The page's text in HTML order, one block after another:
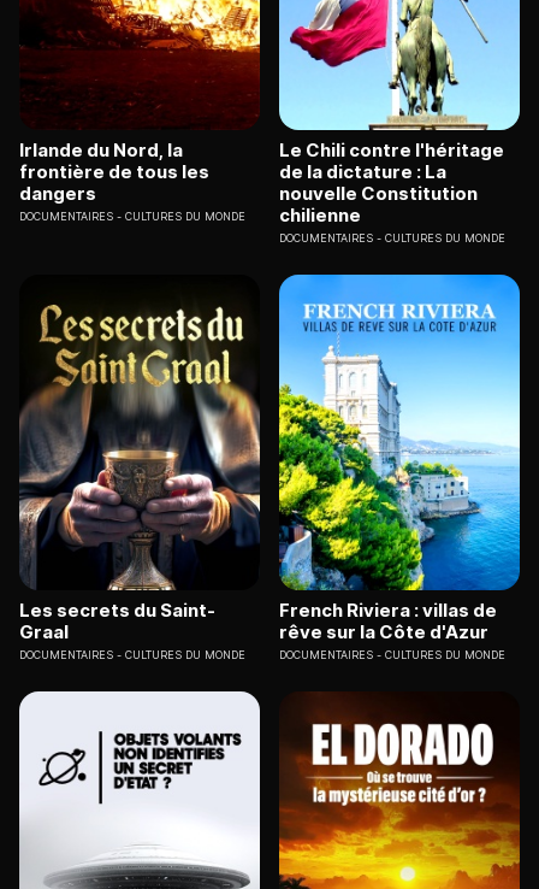
Irlande du Nord, la
frontière de tous les
dangers
DOCUMENTAIRES CULTURES DU MONDE
Le Chili contre l'héritage
de la dictature : La
nouvelle Constitution
chilienne
DOCUMENTAIRES CULTURES DU MONDE
Les secrets du Saint-
Graal
DOCUMENTAIRES CULTURES DU MONDE
French Riviera : villas de
rêve sur la Côte d'Azur
DOCUMENTAIRES CULTURES DU MONDE